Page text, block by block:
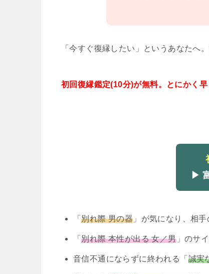
「今すぐ復縁したい」というあなたへ
初回復縁鑑定(10分)が無料。とにかく
▶
「別れ際 男の器 」が気になり、相
「別れ際 本性が出る 女／男」のサ
音信不通にならずに終われる「 誠実